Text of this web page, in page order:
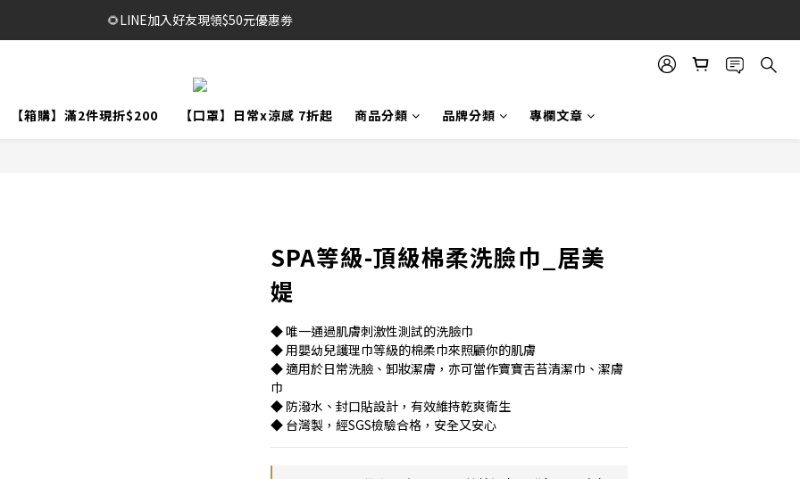
🔥1元限時體驗｜多款明星商品限量開放，售完不補！
🌻LINE加入好友現領$50元優惠劵
【箱購】滿2件現折$200
【口罩】日常x涼感 7折起 商品分類 品牌分類 專欄文章
SPA等級-頂級棉柔洗臉巾_居美
媞
◆ 唯一通過肌膚刺激性測試的洗臉巾
◆ 用嬰幼兒護理巾等級的棉柔巾來照顧你的肌膚
◆ 適用於日常洗臉、卸妝潔膚，亦可當作寶寶舌苔清潔巾、潔膚
巾
◆ 防潑水、封口貼設計，有效維持乾爽衛生
◆ 台灣製，經SGS檢驗合格，安全又安心